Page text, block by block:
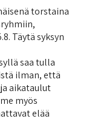
torstaina
Täytä syksyn
saa tulla
ilman, että
aikataulut
myös
elää